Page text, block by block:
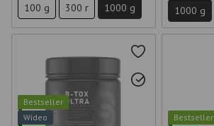
100 g 300 г 1000 g
1000 g
Bestseller
Wideo
Bestseller